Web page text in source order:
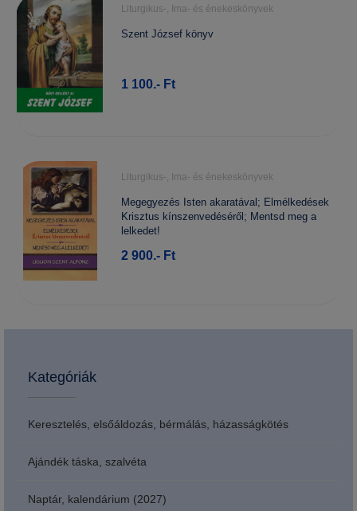
Liturgikus-, Ima- és énekeskönyvek
Szent József könyv
1 100.- Ft
Liturgikus-, Ima- és énekeskönyvek
Megegyezés Isten akaratával; Elmélkedések
Krisztus kínszenvedéséről; Mentsd meg a
lelkedet!
2 900.- Ft
Kategóriák
Keresztelés, elsőáldozás, bérmálás, házasságkötés
Ajándék táska, szalvéta
Naptár, kalendárium (2027)